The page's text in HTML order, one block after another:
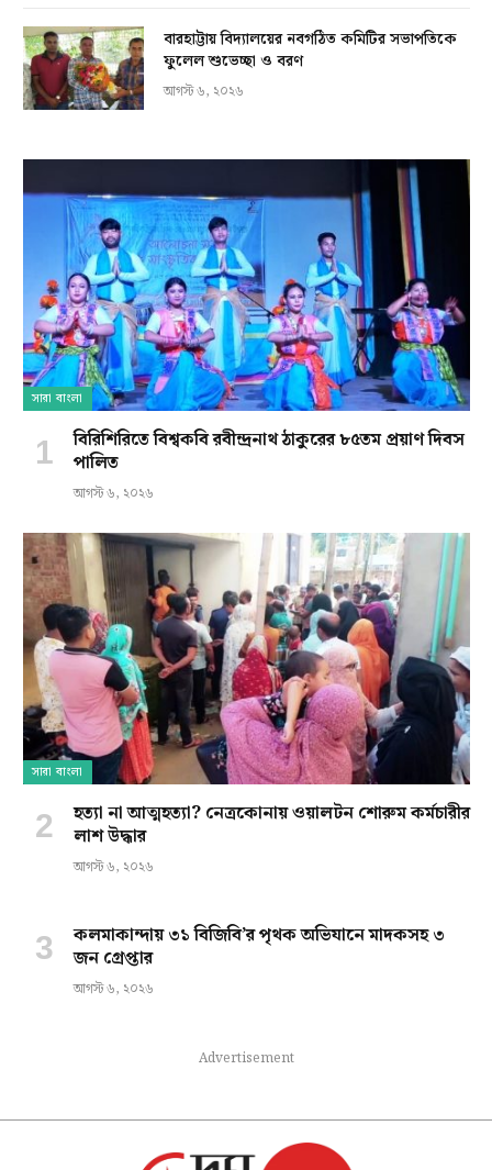
বারহাট্টায় বিদ্যালয়ের নবগঠিত কমিটির সভাপতিকে
ফুলেল শুভেচ্ছা ও বরণ
আগস্ট ৬, ২০২৬
সারা বাংলা
বিরিশিরিতে বিশ্বকবি রবীন্দ্রনাথ ঠাকুরের ৮৫তম প্রয়াণ দিবস
পালিত
আগস্ট ৬, ২০২৬
সারা বাংলা
হত্যা না আত্মহত্যা? নেত্রকোনায় ওয়ালটন শোরুম কর্মচারীর
লাশ উদ্ধার
আগস্ট ৬, ২০২৬
কলমাকান্দায় ৩১ বিজিবি’র পৃথক অভিযানে মাদকসহ ৩
জন গ্রেপ্তার
আগস্ট ৬, ২০২৬
Advertisement